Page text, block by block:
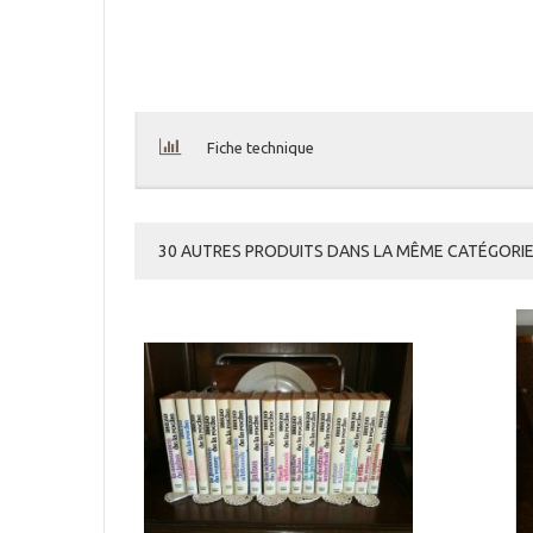
Fiche technique
30 AUTRES PRODUITS DANS LA MÊME